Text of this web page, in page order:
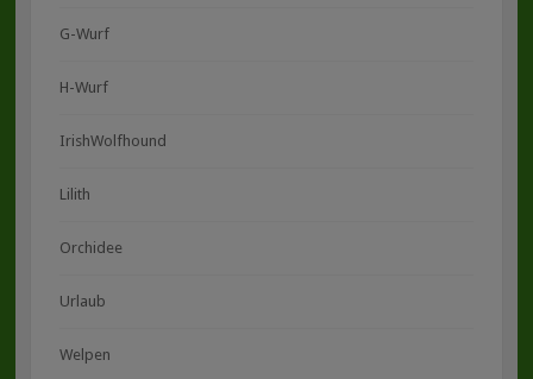
G-Wurf
H-Wurf
IrishWolfhound
Lilith
Orchidee
Urlaub
Welpen